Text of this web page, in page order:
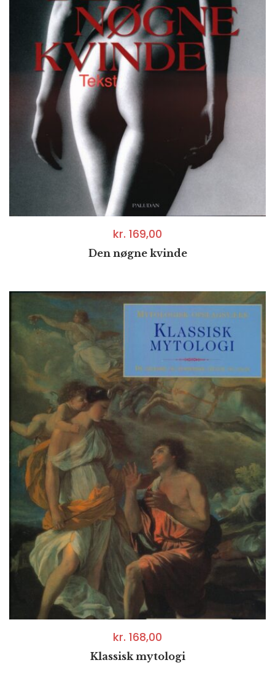
kr. 169,00
Den nøgne kvinde
kr. 168,00
Klassisk mytologi